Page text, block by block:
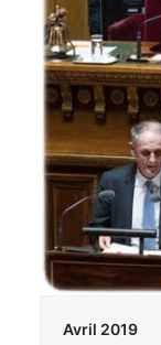
Avril 2019